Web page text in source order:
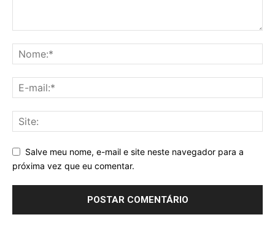
Salve meu nome, e-mail e site neste navegador para a
próxima vez que eu comentar.